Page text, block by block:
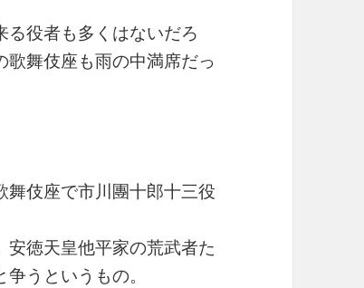
役者も多くはないだろ
舞伎座も雨の中満席だっ
伎座で市川團十郎十三役
徳天皇他平家の荒武者た
うというもの。